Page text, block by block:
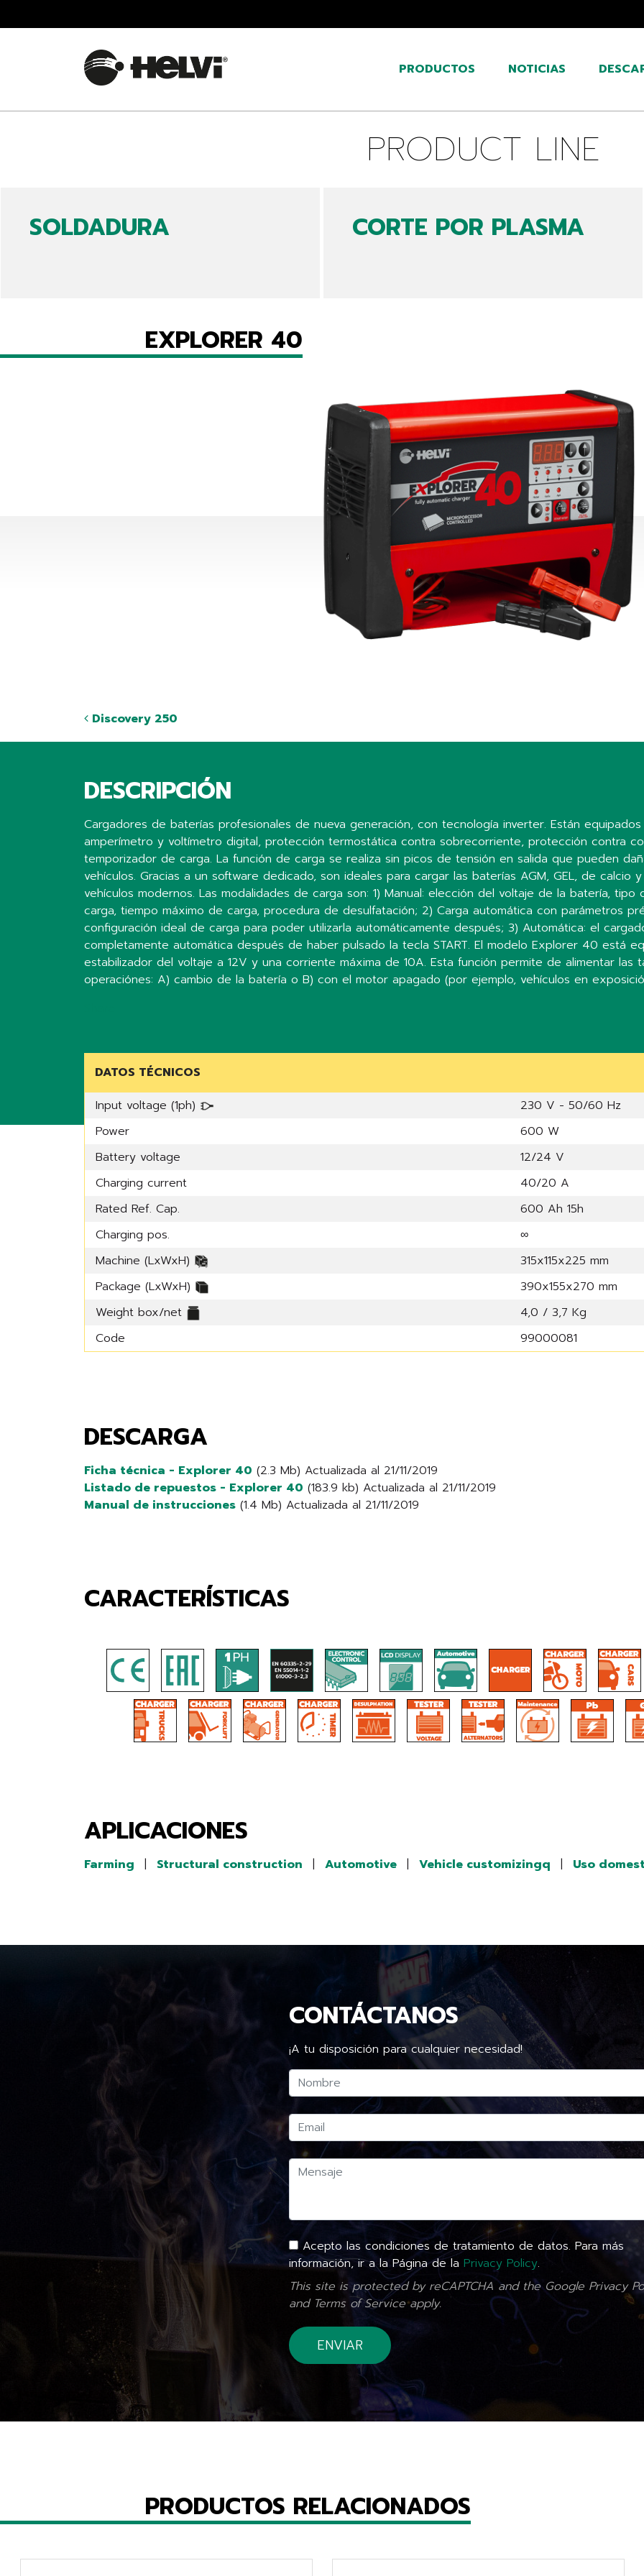
PRODUCTOS NOTICIAS
PRODUCT LINE
SOLDADURA CORTE POR PLASMA
EXPLORER 40
Discovery 250
DESCRIPCIÓN
Cargadores de baterías profesionales de nueva generación, con tecnología inverter. Están
amperímetro y voltímetro digital, protección termostática contra sobrecorriente, protección contra
temporizador de carga. La función de carga se realiza sin picos de tensión en salida que pueden
vehículos. Gracias a un software dedicado, son ideales para cargar las baterías AGM, GEL, de
vehículos modernos. Las modalidades de carga son: 1) Manual: elección del voltaje de la batería,
carga, tiempo máximo de carga, procedura de desulfatación; 2) Carga automática con parámetros
configuración ideal de carga para poder utilizarla automáticamente después; 3) Automática: el
completamente automática después de haber pulsado la tecla START. El modelo Explorer 40 está
estabilizador del voltaje a 12V y una corriente máxima de 10A. Esta función permite de alimentar las
operaciónes: A) cambio de la batería o B) con el motor apagado (por ejemplo, vehículos en
DATOS TÉCNICOS
Input voltage (1ph)
230 V - 50/60 Hz
Power
600 W
Battery voltage
12/24 V
Charging current
40/20 A
Rated Ref. Cap.
600 Ah 15h
Charging pos.
∞
Machine (LxWxH)
315x115x225 mm
Package (LxWxH)
390x155x270 mm
Weight box/net
4,0 / 3,7 Kg
Code
99000081
DESCARGA
Ficha técnica - Explorer 40 (2.3 Mb) Actualizada al 21/11/2019
Listado de repuestos - Explorer 40 (183.9 kb) Actualizada al 21/11/2019
Manual de instrucciones (1.4 Mb) Actualizada al 21/11/2019
CARACTERÍSTICAS
APLICACIONES
Farming | Structural construction | Automotive | Vehicle customizingq | Uso
CONTÁCTANOS
¡A tu disposición para cualquier necesidad!
Acepto las condiciones de tratamiento de datos. Para más
información, ir a la Página de la Privacy Policy.
This site is protected by reCAPTCHA and the Google Privacy
and Terms of Serviceapply.
PRODUCTOS RELACIONADOS